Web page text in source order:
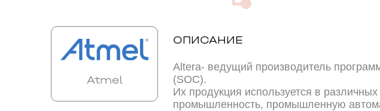
Atmel
ОПИСАНИЕ
Altera- ведущий производитель
(SOC).
Их продукция используется в
промышленность, промышленную